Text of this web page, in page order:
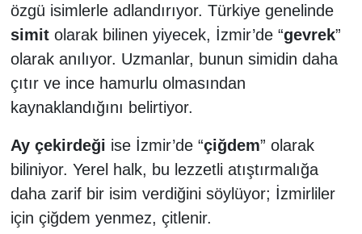
özgü isimlerle adlandırıyor. Türkiye genelinde
simit olarak bilinen yiyecek, İzmir’de “gevrek”
olarak anılıyor. Uzmanlar, bunun simidin daha
çıtır ve ince hamurlu olmasından
kaynaklandığını belirtiyor.
Ay çekirdeği ise İzmir’de “çiğdem” olarak
biliniyor. Yerel halk, bu lezzetli atıştırmalığa
daha zarif bir isim verdiğini söylüyor; İzmirliler
için çiğdem yenmez, çitlenir.